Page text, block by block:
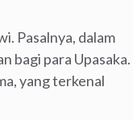
Pasalnya, dalam
bagi para Upasaka.
yang terkenal